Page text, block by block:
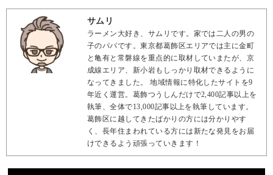
サムリ
ラーメン大好き、サムリです。家では二人の男の
子のパパです。東京都葛飾区エリアでは主に金町
と亀有と常磐線を重点的に取材していまたが、京
成線エリア、新小岩もしっかり取材できるように
なってきました。 地域情報に特化したサイトを9
年近く運営。葛飾つうしんだけで2,400記事以上を
執筆、全体で13,000記事以上を執筆しています。
葛飾区に越してきたばかりの方には分かりやす
く、長年住まわれている方には新たな発見をお届
けできるよう頑張っていきます！